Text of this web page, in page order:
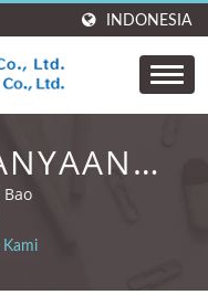
INDONESIA
Kami